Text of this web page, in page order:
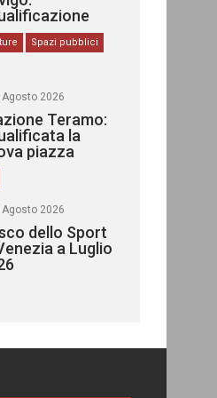
stazioni
Spazi pubblici
Agosto 2026
Teramo:
la
piazza
Agosto 2026
dello Sport
a Luglio